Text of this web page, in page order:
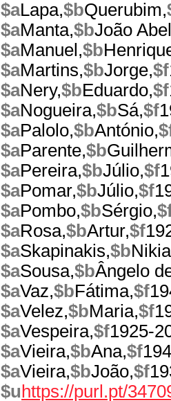
$aLapa,$bQuerubim,
$aManta,$bJoão
$aManuel,$b
$aMartins,$bJorge,$f
$aNery,$bEduardo,$f
$aNogueira,$bSá,$f
$aPalolo,$bAntónio,
$aParente,$b
$aPereira,$bJúlio,$f
$aPomar,$bJúlio,$f
$aPombo,$bSérgio,
$aRosa,$bArtur,$f
$aSkapinakis,$b
$aSousa,$bÂngelo
$aVaz,$bFátima,$f
$aVelez,$bMaria,$f
$aVespeira,$f1925-
$aVieira,$bAna,$f
$aVieira,$bJoão,$f
$u https://purl.pt/